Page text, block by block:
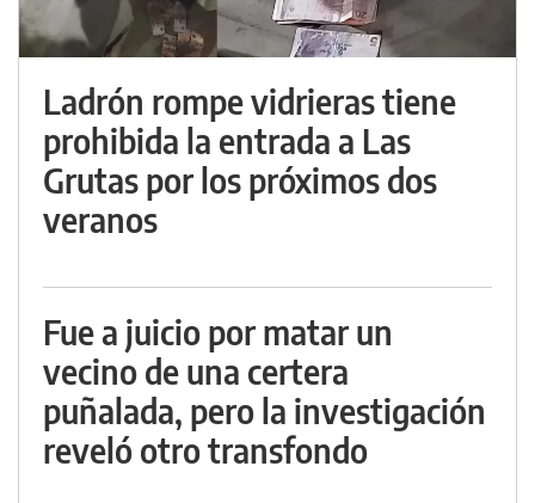
Ladrón rompe vidrieras tiene
prohibida la entrada a Las
Grutas por los próximos dos
veranos
Fue a juicio por matar un
vecino de una certera
puñalada, pero la investigación
reveló otro transfondo